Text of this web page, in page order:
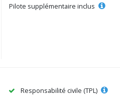
Pilote supplémentaire inclus
Responsabilité civile (TPL)